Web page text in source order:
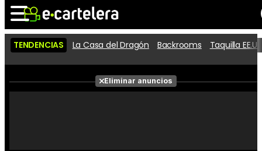
Noticias Cartelera
Películas
TENDENCIAS La Casa del Dragón Backrooms Taquilla
Eliminar anuncios